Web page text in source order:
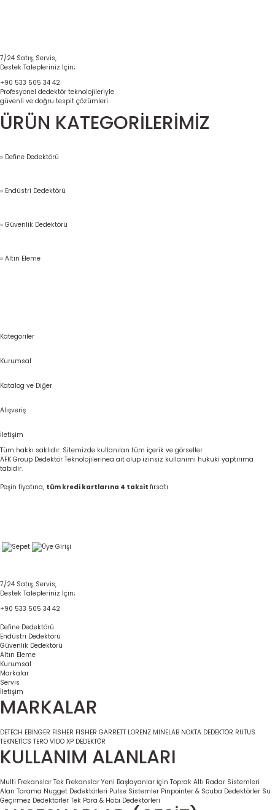
7/24 Satış, Servis,
Destek Talepleriniz İçin;
+90 533 505 34 42
Profesyonel dedektör teknolojileriyle
güvenli ve doğru tespit çözümleri.
ÜRÜN KATEGORİLERİMİZ
» Define Dedektörü
» Endüstri Dedektörü
» Güvenlik Dedektörü
» Altın Eleme
Kategoriler
Kurumsal
Katalog ve Diğer
Alışveriş
İletişim
Tüm hakkı saklıdır. Sitemizde kullanılan tüm içerik ve görseller
AFK Group Dedektör Teknolojilerinea ait olup izinsiz kullanımı hukuki yaptırıma
tabidir.
Peşin fiyatına, tüm kredi kartlarına 4 taksit fırsatı
7/24 Satış, Servis,
Destek Talepleriniz İçin;
+90 533 505 34 42
Define Dedektörü
Endüstri Dedektörü
Güvenlik Dedektörü
Altın Eleme
Kurumsal
Markalar
Servis
İletişim
MARKALAR
DETECH EBİNGER FİSHER FISHER GARRETT LORENZ MINELAB NOKTA DEDEKTÖR RUTUS
TEKNETİCS TERO VİDO XP DEDEKTÖR
KULLANIM ALANLARI
Multi Frekanslar Tek Frekanslar Yeni Başlayanlar İçin Toprak Altı Radar Sistemleri
Alan Tarama Nugget Dedektörleri Pulse Sistemler Pinpointer & Scuba Dedektörler Su
Geçirmez Dedektörler Tek Para & Hobi Dedektörleri